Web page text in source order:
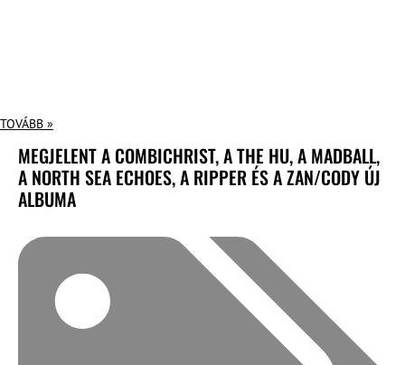
TOVÁBB »
MEGJELENT A COMBICHRIST, A THE HU, A MADBALL,
A NORTH SEA ECHOES, A RIPPER ÉS A ZAN/CODY ÚJ
ALBUMA